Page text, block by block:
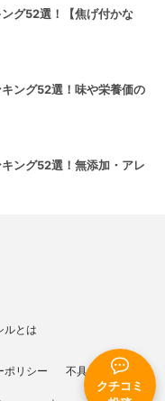
クチコミ
グ52選！【焦げ付かな
ング52選！味や栄養価の
ング52選！無添加・アレ
ルとは
ポリシー 不具合報告